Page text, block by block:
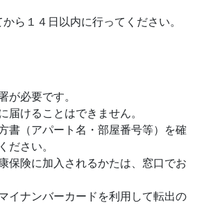
ら１４日以内に行ってください。
が必要です。
届けることはできません。
書（アパート名・部屋番号等）を確
ださい。
保険に加入されるかたは、窓口でお
イナンバーカードを利用して転出の